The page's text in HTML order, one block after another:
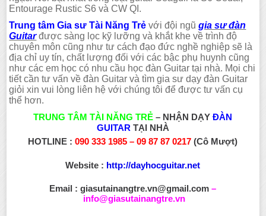
Entourage Rustic S6 và CW QI.
Trung tâm Gia sư Tài Năng Trẻ với đội ngũgia sư đàn
Guitarđược sàng lọc kỹ lưỡng và khắt khe về trình độ
chuyên môn cũng như tư cách đạo đức nghề nghiệp sẽ là
địa chỉ uy tín, chất lượng đối với các bậc phụ huynh cũng
như các em học có nhu cầu học đàn Guitar tại nhà. Mọi chi
tiết cần tư vấn về đàn Guitar và tìm gia sư dạy đàn Guitar
giỏi xin vui lòng liên hệ với chúng tôi để được tư vấn cụ
thể hơn.
TRUNG TÂM TÀI NĂNG TRẺ – NHẬN DẠYĐÀN
GUITARTẠI NHÀ
HOTLINE :090 333 1985 – 09 87 87 0217(Cô Mượt)
Website : http://dayhocguitar.net
Email :giasutainangtre.vn@gmail.com –
info@giasutainangtre.vn